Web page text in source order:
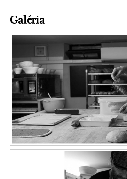
Galéria